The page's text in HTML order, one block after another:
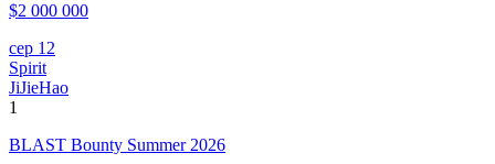
$2 000 000
сер 12
Spirit
JiJieHao
1
BLAST Bounty Summer 2026